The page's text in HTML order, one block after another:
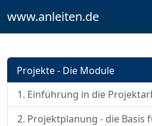
www.anleiten.de
Projekte - Die Module
1. Einführung in die
2. Projektplanung - die Basis